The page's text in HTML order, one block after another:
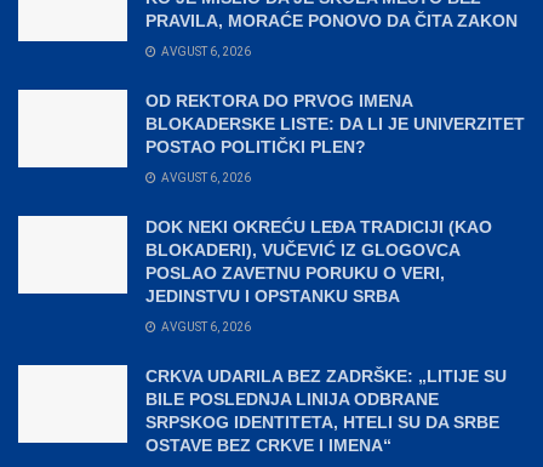
PRAVILA, MORAĆE PONOVO DA ČITA ZAKON
AVGUST 6, 2026
OD REKTORA DO PRVOG IMENA
BLOKADERSKE LISTE: DA LI JE UNIVERZITET
POSTAO POLITIČKI PLEN?
AVGUST 6, 2026
DOK NEKI OKREĆU LEĐA TRADICIJI (KAO
BLOKADERI), VUČEVIĆ IZ GLOGOVCA
POSLAO ZAVETNU PORUKU O VERI,
JEDINSTVU I OPSTANKU SRBA
AVGUST 6, 2026
CRKVA UDARILA BEZ ZADRŠKE: „LITIJE SU
BILE POSLEDNJA LINIJA ODBRANE
SRPSKOG IDENTITETA, HTELI SU DA SRBE
OSTAVE BEZ CRKVE I IMENA“